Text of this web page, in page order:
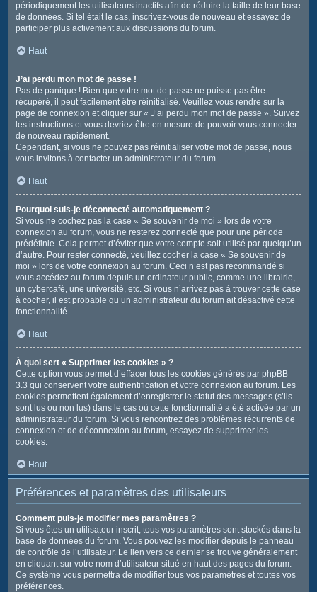
périodiquement les utilisateurs inactifs afin de réduire la taille de leur base
de données. Si tel était le cas, inscrivez-vous de nouveau et essayez de
participer plus activement aux discussions du forum.
Haut
J’ai perdu mon mot de passe !
Pas de panique ! Bien que votre mot de passe ne puisse pas être
récupéré, il peut facilement être réinitialisé. Veuillez vous rendre sur la
page de connexion et cliquer sur « J’ai perdu mon mot de passe ». Suivez
les instructions et vous devriez être en mesure de pouvoir vous connecter
de nouveau rapidement.
Cependant, si vous ne pouvez pas réinitialiser votre mot de passe, nous
vous invitons à contacter un administrateur du forum.
Haut
Pourquoi suis-je déconnecté automatiquement ?
Si vous ne cochez pas la case « Se souvenir de moi » lors de votre
connexion au forum, vous ne resterez connecté que pour une période
prédéfinie. Cela permet d’éviter que votre compte soit utilisé par quelqu’un
d’autre. Pour rester connecté, veuillez cocher la case « Se souvenir de
moi » lors de votre connexion au forum. Ceci n’est pas recommandé si
vous accédez au forum depuis un ordinateur public, comme une librairie,
un cybercafé, une université, etc. Si vous n’arrivez pas à trouver cette case
à cocher, il est probable qu’un administrateur du forum ait désactivé cette
fonctionnalité.
Haut
À quoi sert « Supprimer les cookies » ?
Cette option vous permet d’effacer tous les cookies générés par phpBB
3.3 qui conservent votre authentification et votre connexion au forum. Les
cookies permettent également d’enregistrer le statut des messages (s’ils
sont lus ou non lus) dans le cas où cette fonctionnalité a été activée par un
administrateur du forum. Si vous rencontrez des problèmes récurrents de
connexion et de déconnexion au forum, essayez de supprimer les
cookies.
Haut
Préférences et paramètres des utilisateurs
Comment puis-je modifier mes paramètres ?
Si vous êtes un utilisateur inscrit, tous vos paramètres sont stockés dans la
base de données du forum. Vous pouvez les modifier depuis le panneau
de contrôle de l’utilisateur. Le lien vers ce dernier se trouve généralement
en cliquant sur votre nom d’utilisateur situé en haut des pages du forum.
Ce système vous permettra de modifier tous vos paramètres et toutes vos
préférences.